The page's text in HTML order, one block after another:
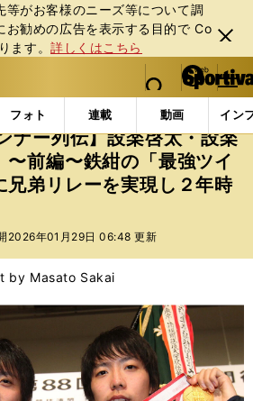
等がお客様のニーズ等について調
お勧めの広告を表⽰する⽬的で Co
ます。詳しくはこちら
閉じ
る
web Sportiva (webスポルティーバ)
検索
マイペ
ー
ジ
メニュ
フォト 連載 動画 イン
一覧 陸上 【箱根駅伝 名ランナー
ナー列伝】設楽啓太・設楽
〜前編〜鉄紺の「最強ツイ
兄弟リレーを実現し２年時
2026年01月29日 06:48 更新
by Masato Sakai